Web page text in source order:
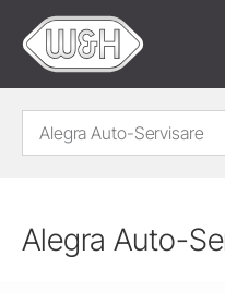
Alegra Auto-Servisare
Alegra Auto-